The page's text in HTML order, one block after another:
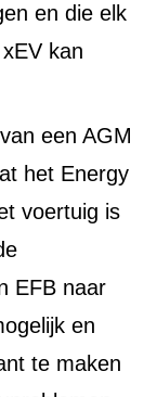
en die elk
kan
een AGM
het Energy
voertuig is
EFB naar
en
te maken